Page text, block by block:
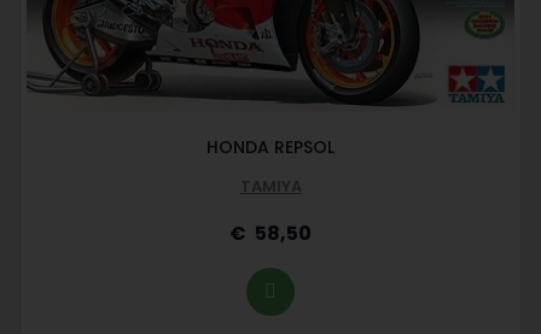
HONDA REPSOL
TAMIYA
58,50